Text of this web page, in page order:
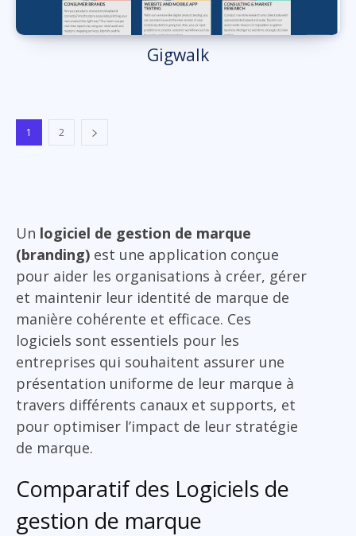
Gigwalk
1 2
Un logiciel de gestion de marque
(branding) est une application conçue
pour aider les organisations à créer, gérer
et maintenir leur identité de marque de
manière cohérente et efficace. Ces
logiciels sont essentiels pour les
entreprises qui souhaitent assurer une
présentation uniforme de leur marque à
travers différents canaux et supports, et
pour optimiser l’impact de leur stratégie
de marque.
Comparatif des Logiciels de
gestion de marque